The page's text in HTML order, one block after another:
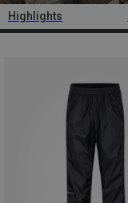
Highlights